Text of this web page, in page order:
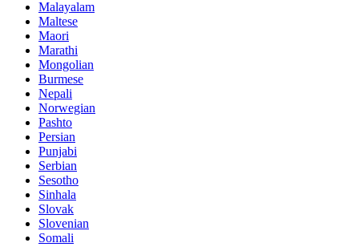
Malayalam
Maltese
Maori
Marathi
Mongolian
Burmese
Nepali
Norwegian
Pashto
Persian
Punjabi
Serbian
Sesotho
Sinhala
Slovak
Slovenian
Somali